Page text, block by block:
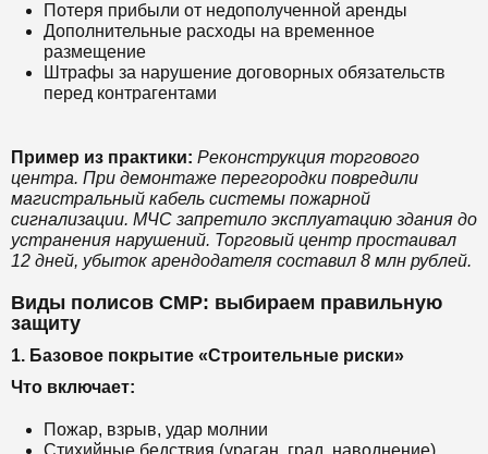
Потеря прибыли от недополученной аренды
Дополнительные расходы на временное
размещение
Штрафы за нарушение договорных обязательств
перед контрагентами
Пример из практики: Реконструкция торгового
центра. При демонтаже перегородки повредили
магистральный кабель системы пожарной
сигнализации. МЧС запретило эксплуатацию здания до
устранения нарушений. Торговый центр простаивал
12 дней, убыток арендодателя составил 8 млн рублей.
Виды полисов СМР: выбираем правильную
защиту
1. Базовое покрытие «Строительные риски»
Что включает:
Пожар, взрыв, удар молнии
Стихийные бедствия (ураган, град, наводнение)